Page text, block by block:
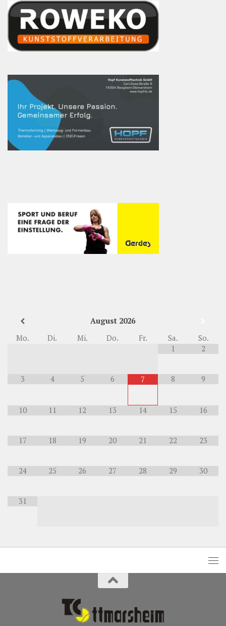
August 2026
Mo.
Di. Mi. Do. Fr. Sa.
So.
1
2
3 4 5 6 7 8 9
10 11 12 13 14 15 16
17 18 19 20 21 22 23
24 25 26 27 28 29 30
31